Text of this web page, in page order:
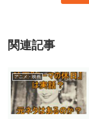
関連記事
アニメ・映画